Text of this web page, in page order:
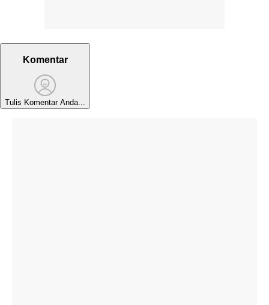
Komentar
Tulis Komentar Anda...